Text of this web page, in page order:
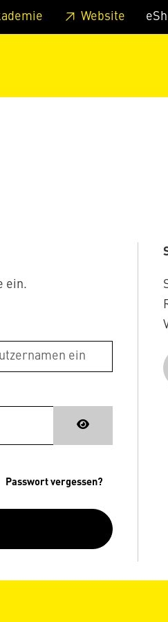
Springe zum
Website
ein.
Passwort vergessen?